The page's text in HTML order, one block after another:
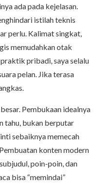
ada pada kejelasan.
istilah teknis
perlu. Kalimat singkat,
memudahkan otak
pribadi, saya selalu
pelan. Jika terasa
Pembukaan idealnya
tahu, bukan berputar
sebaiknya memecah
konten modern
poin-poin, dan
bisa “memindai”